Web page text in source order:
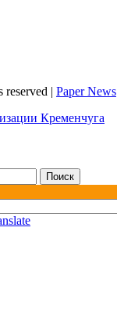
| Paper News
Кременчуга